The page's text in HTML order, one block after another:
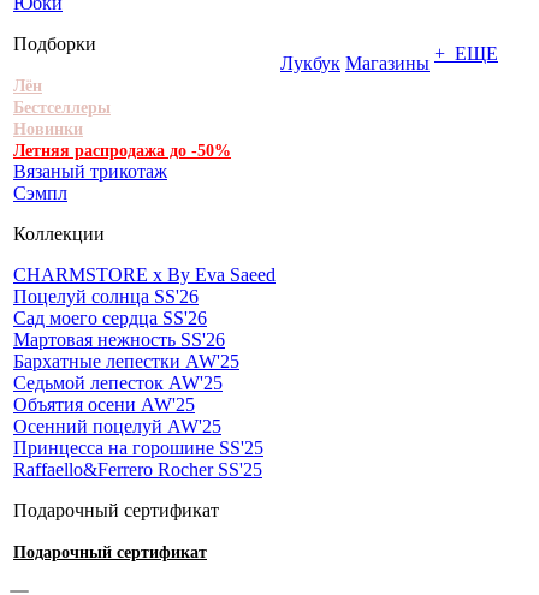
Подборки
Лён
Бестселлеры
Новинки
Летняя распродажа до -50%
Вязаный трикотаж
Сэмпл
Коллекции
CHARMSTORE х By Eva Saeed
Поцелуй солнца SS'26
Сад моего сердца SS'26
Мартовая нежность SS'26
Бархатные лепестки AW'25
Седьмой лепесток AW'25
Объятия осени AW'25
Осенний поцелуй AW'25
Принцесса на горошине SS'25
Raffaello&Ferrero Rocher SS'25
Подарочный сертификат
Подарочный сертификат
Лукбук Магазины + ЕЩЕ